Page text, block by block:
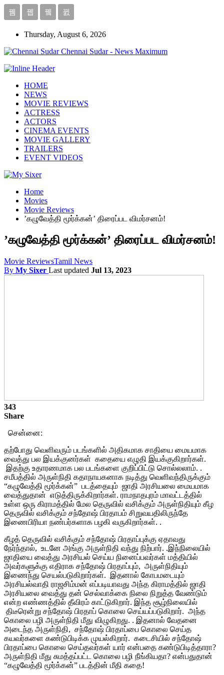
Thursday, August 6, 2026
Chennai Sudar - News Maximum
HOME
NEWS
MOVIE REVIEWS
ACTRESS
ACTORS
CINEMA EVENTS
MOVIE GALLERY
TRAILERS
EVENT VIDEOS
Home
Movies
Movie Reviews
’கழுவேத்தி மூர்க்கன்’ திரைப்பட விமர்சனம்!
’கழுவேத்தி மூர்க்கன்’ திரைப்பட விமர்சனம்!
Movie ReviewsTamil News
By My Sixer Last updated Jul 13, 2023
343
Share
சென்னை:
தற்போது வெளிவரும் படங்களில் அதிகமாக சாதியை மையமாக
வைத்து பல இயக்குனர்கள் கதையை எழுதி இயக்குகிறார்கள்.
இதற்கு உதாரணமாக பல படங்களை குறிப்பிட்டு சொல்லலாம். .
சமீபத்தில் அருள்நிதி கதாநாயகனாக நடித்து வெளிவந்திருக்கும்
“கழுவேத்தி மூர்க்கன்” படத்தையும் ஜாதி அரசியலை மையமாக
வைத்துதான் எடுத்திருக்கிறார்கள். ராமநாதபுரம் மாவட்டத்தில்
உள்ள ஒரு கிராமத்தில் மேல தெருவில் வசிக்கும் அருள்நிதியும் கீழ
தெருவில் வசிக்கும் சந்தோஷ் பிரதாபம் சிறுவயதிலிருந்தே
இணைபிரியா நண்பர்களாக பழகி வருகிறார்கள். .
கீழத் தெருவில் வசிக்கும் சந்தோஷ் பிரதாப்புக்கு ஏதாவது
நேர்ந்தால், உடனே அங்கு அருள்நிதி வந்து நிற்பார். .இந்நிலையில்
ஜாதியை வைத்து அரசியல் செய்ய நினைப்பவர்கள் மத்தியில்
அவர்களுக்கு எதிராக சந்தோஷ் பிரதாப்பும், அருள்நிதியும்
இணைந்து செயல்படுகிறார்கள். இதனால் கோபமடையும்
அரசியல்வாதி ராஜசிம்மன் எப்படியாவது அந்த கிராமத்தில் ஜாதி
அரசியலை வைத்து தன் செல்வாக்கை நிலை நிறுத்த வேண்டும்
என்ற எண்ணத்தில் தீவிரம் காட்டுகிறார். இந்த சூழ்நிலையில்
திடீரென்று சந்தோஷ் பிரதாப் கொலை செய்யப்படுகிறார். அந்த
கொலை பழி அருள்நிதி மீது விழுகிறது. . இதனால் வேதனை
அடைந்த அருள்நிதி, சந்தோஷ் பிரதாப்பை கொலை செய்த
கயவர்களை கண்டுபிடிக்க முயல்கிறார். கடைசியில் சந்தோஷ்
பிரதாப்பை கொலை செய்தவர்கள் யார் என்பதை கண்டுபிடித்தாரா?
அருள்நிதி மீது சுமத்தப்பட்ட கொலை பழி நீங்கியதா? என்பதுதான்
“கழுவேத்தி மூர்க்கன்” படத்தின் மீதி கதை!